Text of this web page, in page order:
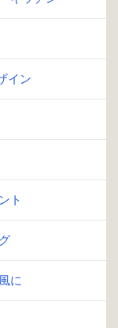
イン
ト
に